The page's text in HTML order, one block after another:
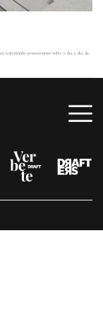
testemunho pessoalíssimo sobre o dia a dia da